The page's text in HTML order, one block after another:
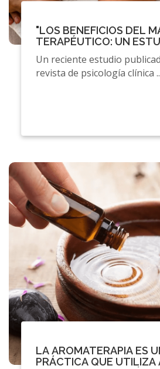
"LOS BENEFICIOS DEL
TERAPÉUTICO: UN
EFECTOS POSITIVOS EN
MENTAL"
Un reciente estudio
revista de psicología clínica
LA AROMATERAPIA ES
PRÁCTICA QUE UTILIZA